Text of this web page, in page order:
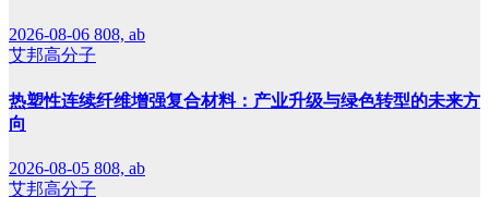
2026-08-06 808, ab
艾邦高分子
热塑性连续纤维增强复合材料：产业升级与绿色转型的未来方
向
2026-08-05 808, ab
艾邦高分子